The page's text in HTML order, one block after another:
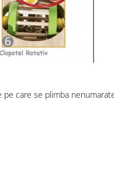
care se plimba